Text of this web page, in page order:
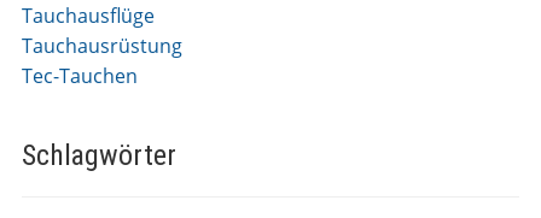
Tauchausflüge
Tauchausrüstung
Tec-Tauchen
Schlagwörter